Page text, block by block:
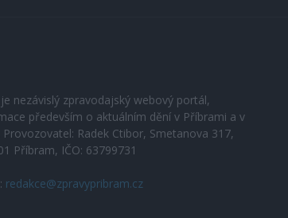
nezávislý zpravodajský webový portál,
především o aktuálním dění v Příbrami a v
Radek Ctibor, Smetanova 317,
Příbram, IČO: 63799731
redakce@zpravypribram.cz